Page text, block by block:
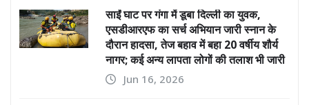
साईं घाट पर गंगा में डूबा दिल्ली का युवक,
एसडीआरएफ का सर्च अभियान जारी स्नान के
दौरान हादसा, तेज बहाव में बहा 20 वर्षीय शौर्य
नागर; कई अन्य लापता लोगों की तलाश भी जारी
Jun 16, 2026